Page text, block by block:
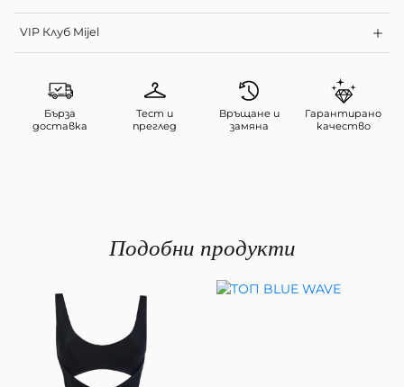
VIP Клуб Mijel
Бърза
доставка
Тест и
преглед
Връщане и
замяна
Гарантирано
качество
Подобни продукти